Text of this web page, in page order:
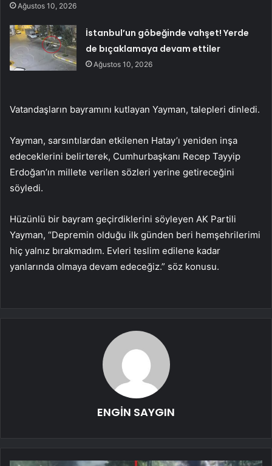
Ağustos 10, 2026
İstanbul’un göbeğinde vahşet! Yerde
de bıçaklamaya devam ettiler
Ağustos 10, 2026
Vatandaşların bayramını kutlayan Yayman, talepleri dinledi.
Yayman, sarsıntılardan etkilenen Hatay’ı yeniden inşa
edeceklerini belirterek, Cumhurbaşkanı Recep Tayyip
Erdoğan’ın millete verilen sözleri yerine getireceğini
söyledi.
Hüzünlü bir bayram geçirdiklerini söyleyen AK Partili
Yayman, “Depremin olduğu ilk günden beri hemşehrilerimi
hiç yalnız bırakmadım. Evleri teslim edilene kadar
yanlarında olmaya devam edeceğiz.” söz konusu.
ENGİN SAYGIN